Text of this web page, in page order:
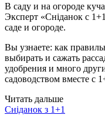
В саду и на огороде
Эксперт «Сніданок с
саде и огороде.
Вы узнаете: как
выбирать и сажать
удобрения и много
садоводством вместе с
Читать дальше
Сніданок з 1+1